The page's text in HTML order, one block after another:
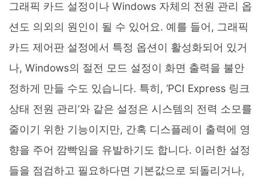
그래픽 카드 설정이나 Windows 자체의 전원 관리 옵
션도 의외의 원인이 될 수 있어요. 예를 들어, 그래픽
카드 제어판 설정에서 특정 옵션이 활성화되어 있거
나, Windows의 절전 모드 설정이 화면 출력을 불안
정하게 만들 수도 있습니다. 특히, ‘PCI Express 링크
상태 전원 관리’와 같은 설정은 시스템의 전력 소모를
줄이기 위한 기능이지만, 간혹 디스플레이 출력에 영
향을 주어 깜빡임을 유발하기도 합니다. 이러한 설정
들을 점검하고 필요하다면 기본값으로 되돌리거나,